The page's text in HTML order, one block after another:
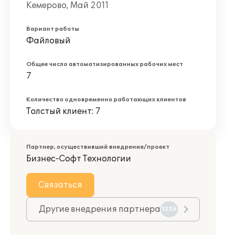
Кемерово, Май 2011
Вариант работы
Файловый
Общее число автоматизированных рабочих мест
7
Количество одновременно работающих клиентов
Толстый клиент: 7
Партнер, осуществивший внедрение/проект
Бизнес-Софт Технологии
Связаться
Другие внедрения партнера 1256